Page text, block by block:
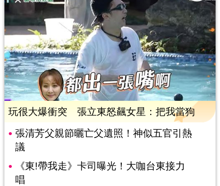
玩很大爆衝突 張立東怒飆女星：把我當狗
張清芳父親節曬亡父遺照！神似五官引熱
議
《東!帶我走》卡司曝光！大咖台東接力
唱